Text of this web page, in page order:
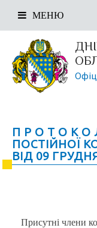
МЕНЮ
П Р О Т О К О
ПОСТІЙНОЇ
ВІД 09
Присутні члени